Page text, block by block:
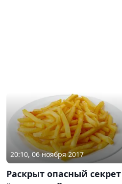
20:10, 06 ноября 2017
Раскрыт опасный секрет